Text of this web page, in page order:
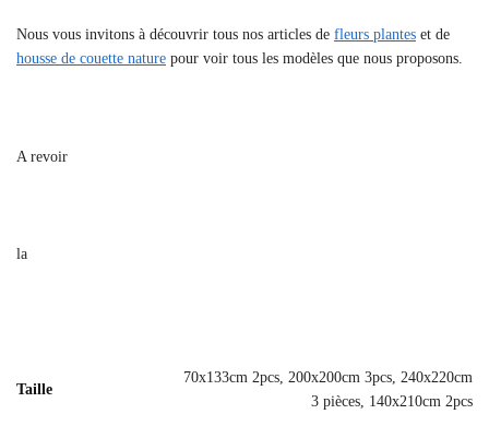
Nous vous invitons à découvrir tous nos articles de fleurs plantes et de
housse de couette nature pour voir tous les modèles que nous proposons.
A revoir
la
Taille
70x133cm 2pcs, 200x200cm 3pcs, 240x220cm
3 pièces, 140x210cm 2pcs